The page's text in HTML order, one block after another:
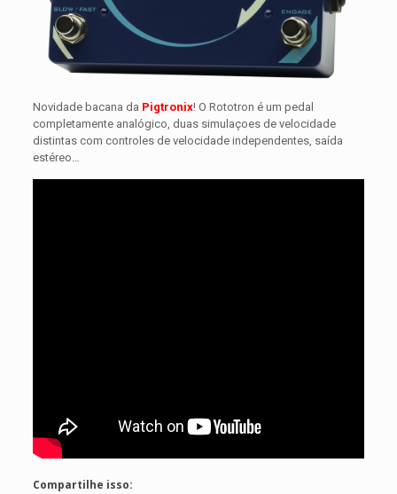
Novidade bacana da Pigtronix! O Rototron é um pedal
completamente analógico, duas simulaçoes de velocidade
distintas com controles de velocidade independentes, saída
estéreo…
Compartilhe isso: